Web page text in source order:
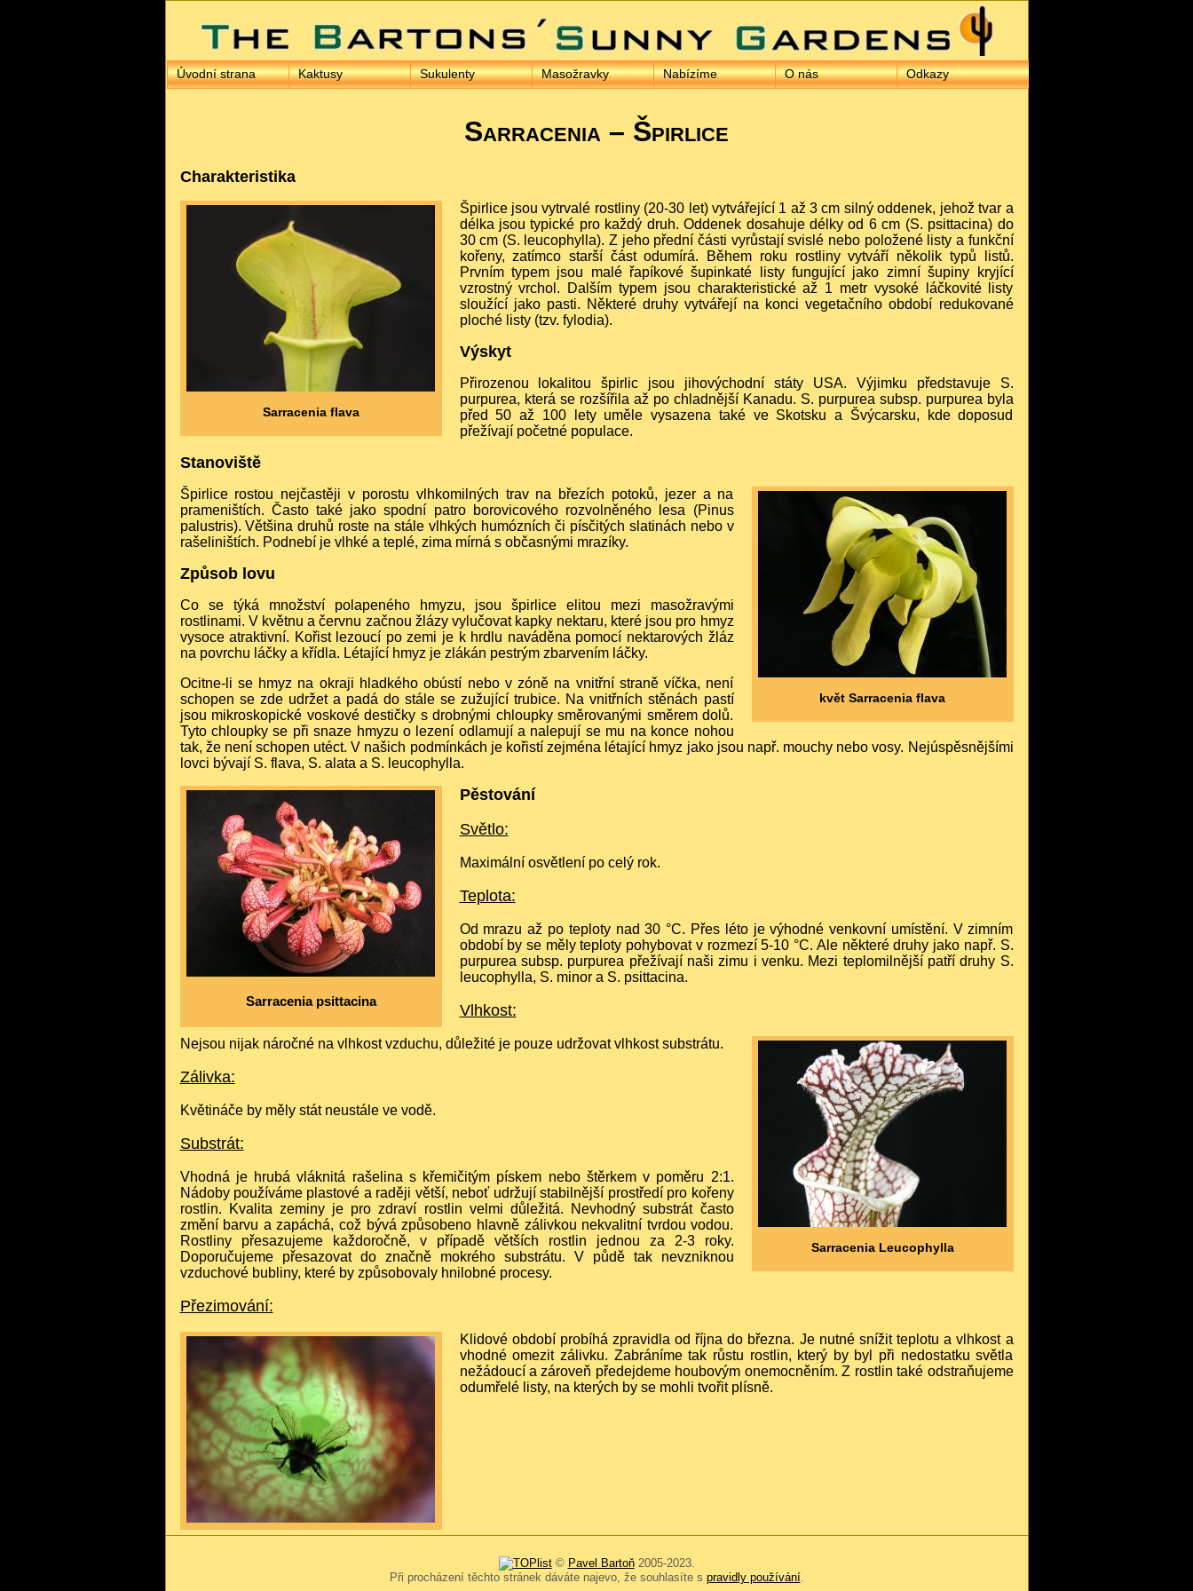
Úvodní strana Kaktusy Sukulenty Masožravky Nabízíme O nás Odkazy
Sarracenia – Špirlice
Charakteristika
Sarracenia flava
Špirlice jsou vytrvalé rostliny (20-30 let) vytvářející 1 až 3 cm silný oddenek, jehož tvar a
délka jsou typické pro každý druh. Oddenek dosahuje délky od 6 cm (S. psittacina) do
30 cm (S. leucophylla). Z jeho přední části vyrůstají svislé nebo položené listy a funkční
kořeny, zatímco starší část odumírá. Během roku rostliny vytváří několik typů listů.
Prvním typem jsou malé řapíkové šupinkaté listy fungující jako zimní šupiny kryjící
vzrostný vrchol. Dalším typem jsou charakteristické až 1 metr vysoké láčkovité listy
sloužící jako pasti. Některé druhy vytvářejí na konci vegetačního období redukované
ploché listy (tzv. fylodia).
Výskyt
Přirozenou lokalitou špirlic jsou jihovýchodní státy USA. Výjimku představuje S.
purpurea, která se rozšířila až po chladnější Kanadu. S. purpurea subsp. purpurea byla
před 50 až 100 lety uměle vysazena také ve Skotsku a Švýcarsku, kde doposud
přežívají početné populace.
Stanoviště
květ Sarracenia flava
Špirlice rostou nejčastěji v porostu vlhkomilných trav na březích potoků, jezer a na
prameništích. Často také jako spodní patro borovicového rozvolněného lesa (Pinus
palustris). Většina druhů roste na stále vlhkých humózních či písčitých slatinách nebo v
rašeliništích. Podnebí je vlhké a teplé, zima mírná s občasnými mrazíky.
Způsob lovu
Co se týká množství polapeného hmyzu, jsou špirlice elitou mezi masožravými
rostlinami. V květnu a červnu začnou žlázy vylučovat kapky nektaru, které jsou pro hmyz
vysoce atraktivní. Kořist lezoucí po zemi je k hrdlu naváděna pomocí nektarových žláz
na povrchu láčky a křídla. Létající hmyz je zlákán pestrým zbarvením láčky.
Ocitne-li se hmyz na okraji hladkého obústí nebo v zóně na vnitřní straně víčka, není
schopen se zde udržet a padá do stále se zužující trubice. Na vnitřních stěnách pastí
jsou mikroskopické voskové destičky s drobnými chloupky směrovanými směrem dolů.
Tyto chloupky se při snaze hmyzu o lezení odlamují a nalepují se mu na konce nohou
tak, že není schopen utéct. V našich podmínkách je kořistí zejména létající hmyz jako jsou např. mouchy nebo vosy. Nejúspěsnějšími
lovci bývají S. flava, S. alata a S. leucophylla.
Sarracenia psittacina
Pěstování
Světlo:
Maximální osvětlení po celý rok.
Teplota:
Od mrazu až po teploty nad 30 °C. Přes léto je výhodné venkovní umístění. V zimním
období by se měly teploty pohybovat v rozmezí 5-10 °C. Ale některé druhy jako např. S.
purpurea subsp. purpurea přežívají naši zimu i venku. Mezi teplomilnější patří druhy S.
leucophylla, S. minor a S. psittacina.
Vlhkost:
Sarracenia Leucophylla
Nejsou nijak náročné na vlhkost vzduchu, důležité je pouze udržovat vlhkost substrátu.
Zálivka:
Květináče by měly stát neustále ve vodě.
Substrát:
Vhodná je hrubá vláknitá rašelina s křemičitým pískem nebo štěrkem v poměru 2:1.
Nádoby používáme plastové a raději větší, neboť udržují stabilnější prostředí pro kořeny
rostlin. Kvalita zeminy je pro zdraví rostlin velmi důležitá. Nevhodný substrát často
změní barvu a zapáchá, což bývá způsobeno hlavně zálivkou nekvalitní tvrdou vodou.
Rostliny přesazujeme každoročně, v případě větších rostlin jednou za 2-3 roky.
Doporučujeme přesazovat do značně mokrého substrátu. V půdě tak nevzniknou
vzduchové bubliny, které by způsobovaly hnilobné procesy.
Přezimování:
Klidové období probíhá zpravidla od října do března. Je nutné snížit teplotu a vlhkost a
vhodné omezit zálivku. Zabráníme tak růstu rostlin, který by byl při nedostatku světla
nežádoucí a zároveň předejdeme houbovým onemocněním. Z rostlin také odstraňujeme
odumřelé listy, na kterých by se mohli tvořit plísně.
© Pavel Bartoň2005-2023.
Při procházení těchto stránek dáváte najevo, že souhlasíte s pravidly používání.